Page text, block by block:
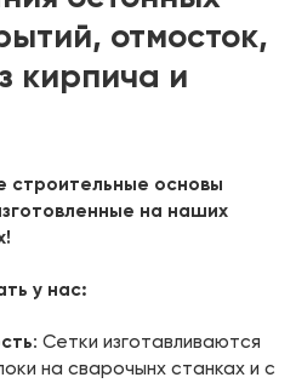
отмосток,
кирпича и
строительные основы
на наших
у нас:
: Сетки изготавливаются
на сварочынх станках и с